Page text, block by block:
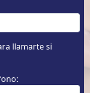
llamarte si